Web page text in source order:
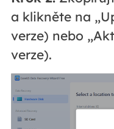
a klikněte na
verze) nebo
verze).